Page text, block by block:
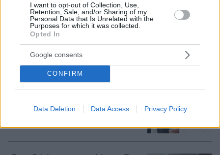
I want to opt-out of Collection, Use,
Retention, Sale, and/or Sharing of my
Personal Data that Is Unrelated with the
Purposes for which it was collected.
Opted In
Google consents
CONFIRM
Data Deletion Data Access Privacy Policy
μέχρι γάτες και προφυλακτικά,
αψηφούν ακόμη και τους τυφώνες
06.08.2026, 14:45
Με κλαρίνα και μοιρολόγια το
τελευταίο αντίο στον Λάκη Χαλκιά στο
A' Νεκροταφείο, συντετριμμένη η